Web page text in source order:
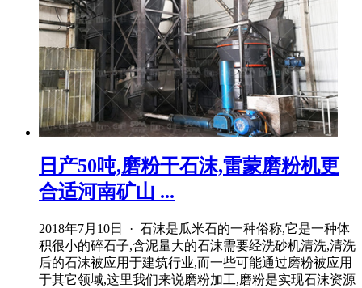
日产50吨,磨粉干石沫,雷蒙磨粉机更
合适河南矿山 ...
2018年7月10日 · 石沫是瓜米石的一种俗称,它是一种体
积很小的碎石子,含泥量大的石沫需要经洗砂机清洗,清洗
后的石沫被应用于建筑行业,而一些可能通过磨粉被应用
于其它领域,这里我们来说磨粉加工,磨粉是实现石沫资源